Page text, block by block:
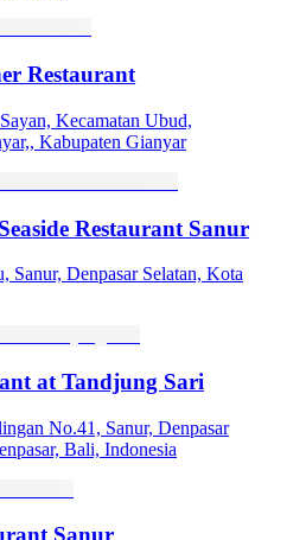
Restaurant
Kecamatan Ubud,
Kabupaten Gianyar
Restaurant Sanur
Sanur, Denpasar Selatan, Kota
at Tandjung Sari
No.41, Sanur, Denpasar
Bali, Indonesia